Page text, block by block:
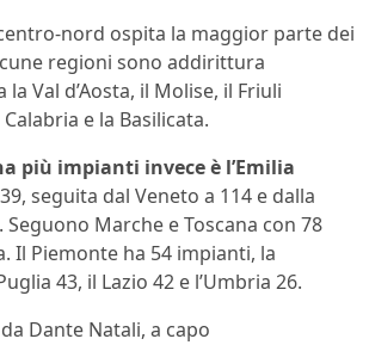
nord ospita la maggior parte dei
regioni sono addirittura
Val d’Aosta, il Molise, il Friuli
e la Basilicata.
più impianti invece è l’Emilia
seguita dal Veneto a 114 e dalla
Seguono Marche e Toscana con 78
Il Piemonte ha 54 impianti, la
43, il Lazio 42 e l’Umbria 26.
Dante Natali, a capo